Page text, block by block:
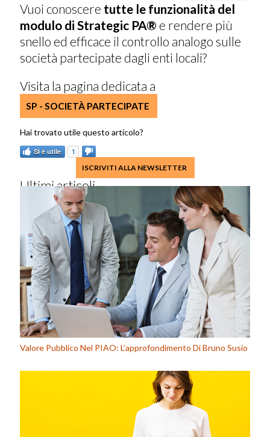
Vuoi conoscere tutte le funzionalità del
modulo di Strategic PA® e rendere più
snello ed efficace il controllo analogo sulle
società partecipate dagli enti locali?
Visita la pagina dedicata a
SP - SOCIETÀ PARTECIPATE
SÌ è utile
1
ISCRIVITI ALLA NEWSLETTER
Ultimi articoli
Valore Pubblico Nel PIAO: L’approfondimento Di Bruno Susio